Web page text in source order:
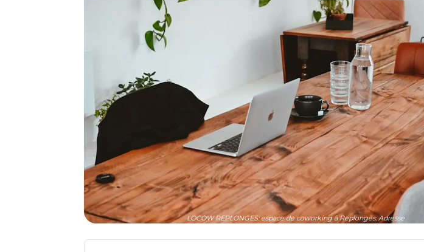
LOCOW REPLONGES: espace de coworking à Replonges: Adresse